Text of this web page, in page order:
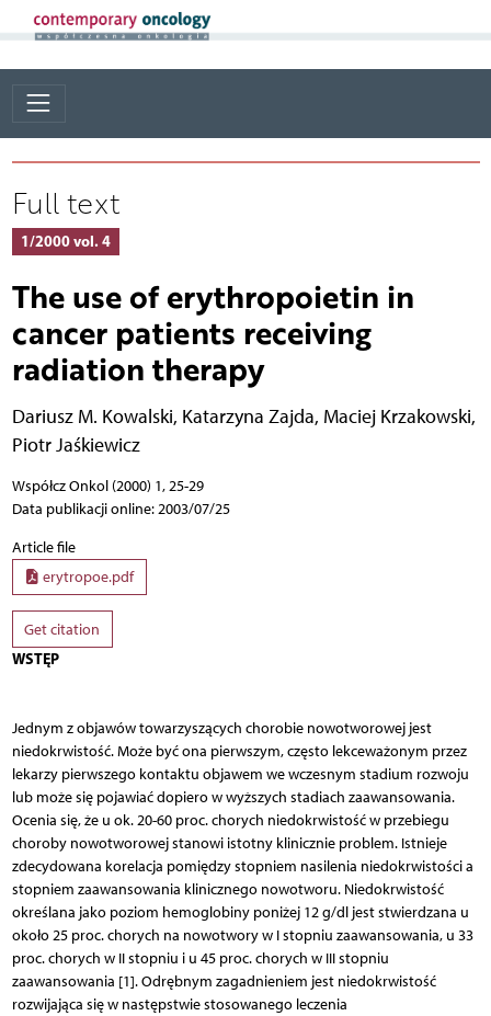
Full text
1/2000 vol. 4
The use of erythropoietin in
cancer patients receiving
radiation therapy
Dariusz M. Kowalski, Katarzyna Zajda, Maciej Krzakowski,
Piotr Jaśkiewicz
Współcz Onkol (2000) 1, 25-29
Data publikacji online: 2003/07/25
Article file
erytropoe.pdf
Get citation
WSTĘP
Jednym z objawów towarzyszących chorobie nowotworowej jest
niedokrwistość. Może być ona pierwszym, często lekceważonym przez
lekarzy pierwszego kontaktu objawem we wczesnym stadium rozwoju
lub może się pojawiać dopiero w wyższych stadiach zaawansowania.
Ocenia się, że u ok. 20-60 proc. chorych niedokrwistość w przebiegu
choroby nowotworowej stanowi istotny klinicznie problem. Istnieje
zdecydowana korelacja pomiędzy stopniem nasilenia niedokrwistości a
stopniem zaawansowania klinicznego nowotworu. Niedokrwistość
określana jako poziom hemoglobiny poniżej 12 g/dl jest stwierdzana u
około 25 proc. chorych na nowotwory w I stopniu zaawansowania, u 33
proc. chorych w II stopniu i u 45 proc. chorych w III stopniu
zaawansowania [1]. Odrębnym zagadnieniem jest niedokrwistość
rozwijająca się w następstwie stosowanego leczenia